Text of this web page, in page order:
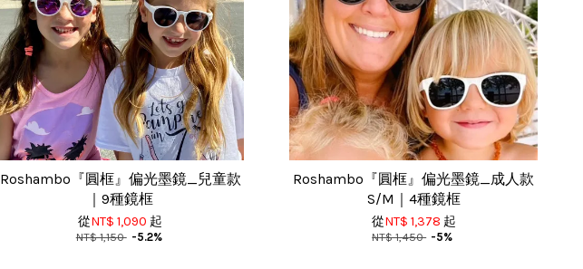
Roshambo『圓框』偏光墨鏡_兒童款
｜9種鏡框
從NT$ 1,090 起
NT$ 1,150 -5.2%
Roshambo『圓框』偏光墨鏡_成人款
S/M｜4種鏡框
從NT$ 1,378 起
NT$ 1,450 -5%